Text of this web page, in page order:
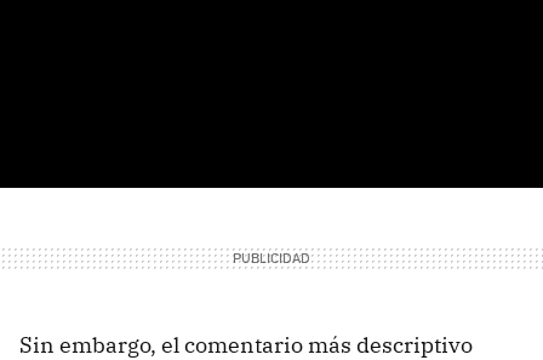
Sin embargo, el comentario más descriptivo